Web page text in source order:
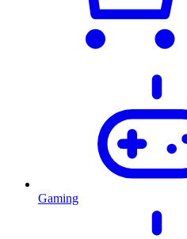
Gaming